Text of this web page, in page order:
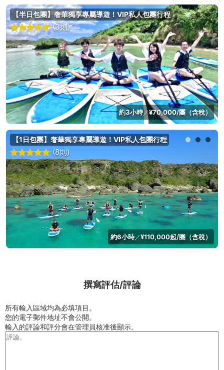
【半日包團】奢華獨享專屬導遊！VIP私人包團行程
(3則)
約3小時／¥70,000/團（含稅）
【1日包團】奢華獨享專屬導遊！VIP私人包團行程
(8則)
約6小時／¥110,000起/團（含稅）
撰寫評估/評論
所有輸入區域均為必填項目。
您的電子郵件地址不會公開。
輸入的評論和評分會在管理員核准後顯示。